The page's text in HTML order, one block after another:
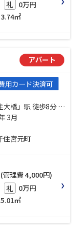
礼 0万円
㎡
アパート
用カード決済可
橋」駅 徒歩8分 常
歩10分 都電荒
」駅 徒歩20分
3月
住宮元町
(管理費 4,000円)
礼 0万円
㎡